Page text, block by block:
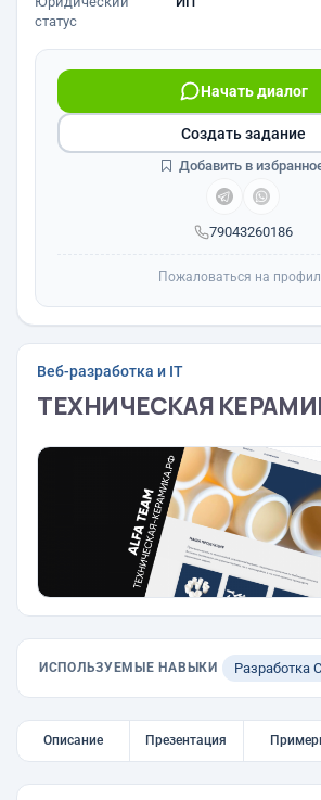
статус
79043260186
Начать диалог
Создать задание
Добавить в
Пожаловаться на
Веб-разработка и IT
ТЕХНИЧЕСКАЯ
ИСПОЛЬЗУЕМЫЕ НАВЫКИ Разработка
Описание Презентация